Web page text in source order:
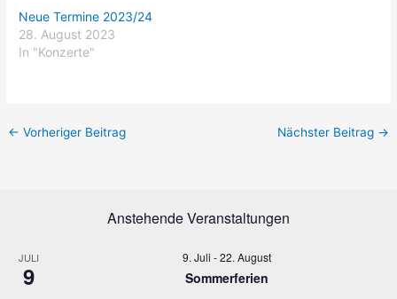
Neue Termine 2023/24
28. August 2023
In "Konzerte"
← Vorheriger Beitrag Nächster Beitrag →
Anstehende Veranstaltungen
JULI
9
9. Juli -22. August
Sommerferien